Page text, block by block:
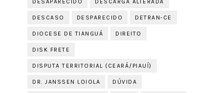
DESAPARECIDO DESCARGA ALTERADA
DESCASO DESPARECIDO DETRAN-CE
DIOCESE DE TIANGUÁ DIREITO
DISK FRETE
DISPUTA TERRITORIAL (CEARÁ/PIAUÍ)
DR. JANSSEN LOIOLA DÚVIDA